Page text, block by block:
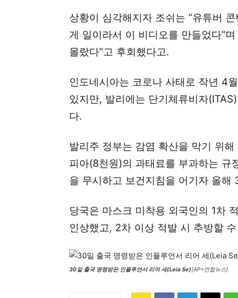
상황이 심각해지자 조쉬는 “유튜버
게 일이라서 이 비디오를 만들었다”
몰랐다”고 후회했다고.
인도네시아는 코로나 사태로 작년 4
있지만, 발리에는 단기체류비자
다.
발리주 정부는 감염 확산을 막기 위
피아(8천원)의 과태료를 부과하는 규
을 무시하고 보건지침을 어기자 올해
당국은 마스크 미착용 외국인의 1차
인상했고, 2차 이상 적발 시 추방할
30일 출국 명령받은 인플루언서 리어 세(Leia Se)[AP=연합뉴스]